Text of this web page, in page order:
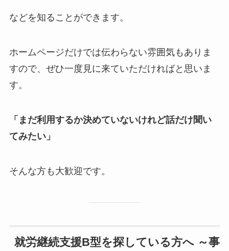
などを知ることができます。
ホームページだけでは伝わらない雰囲気もありま
すので、ぜひ一度見に来ていただければと思いま
す。
「まだ利用するか決めていないけれど話だけ聞い
てみたい」
そんな方も大歓迎です。
就労継続支援B型を探している方へ ～事